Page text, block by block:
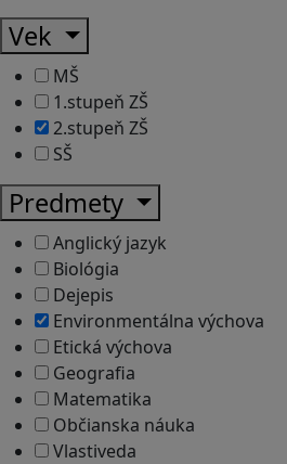
Vek
MŠ
1.stupeň ZŠ
2.stupeň ZŠ
SŠ
Predmety
Anglický jazyk
Biológia
Dejepis
Environmentálna výchova
Etická výchova
Geografia
Matematika
Občianska náuka
Vlastiveda